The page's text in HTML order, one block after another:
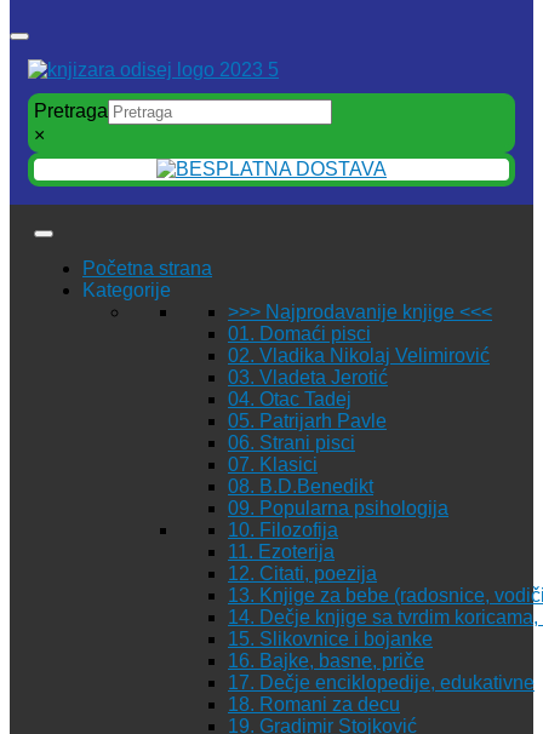
Pretraga
×
Početna strana
Kategorije
>>> Najprodavanije knjige <<<
01. Domaći pisci
02. Vladika Nikolaj Velimirović
03. Vladeta Jerotić
04. Otac Tadej
05. Patrijarh Pavle
06. Strani pisci
07. Klasici
08. B.D.Benedikt
09. Popularna psihologija
10. Filozofija
11. Ezoterija
12. Citati, poezija
13. Knjige za bebe (radosnice,
14. Dečje knjige sa tvrdim
15. Slikovnice i bojanke
16. Bajke, basne, priče
17. Dečje enciklopedije, edukativne
18. Romani za decu
19. Gradimir Stojković